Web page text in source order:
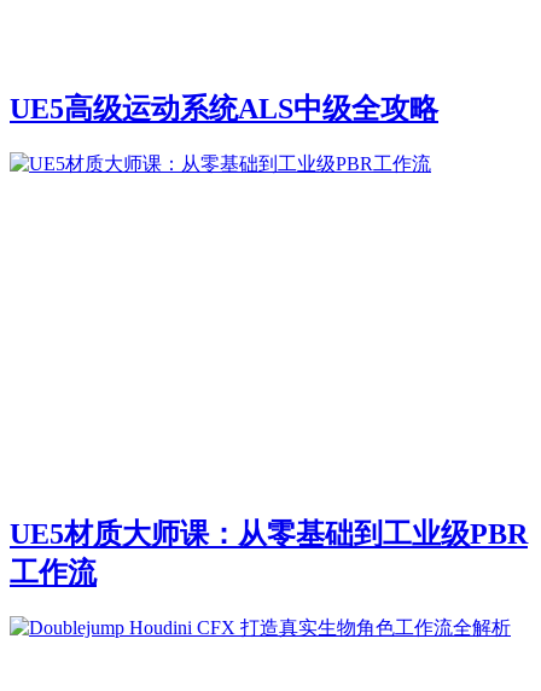
UE5高级运动系统ALS中级全攻略
UE5材质大师课：从零基础到工业级PBR
工作流